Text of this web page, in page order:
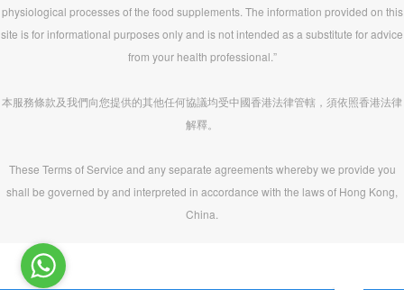
physiological processes of the food supplements. The information provided on this
site is for informational purposes only and is not intended as a substitute for advice
from your health professional.”
本服務條款及我們向您提供的其他任何協議均受中國香港法律管轄，須依照香港法律
解釋。
These Terms of Service and any separate agreements whereby we provide you
shall be governed by and interpreted in accordance with the laws of Hong Kong,
China.